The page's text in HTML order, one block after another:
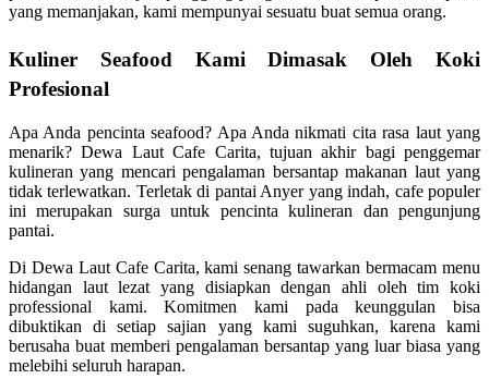
yang memanjakan, kami mempunyai sesuatu buat semua orang.
Kuliner Seafood Kami Dimasak Oleh Koki
Profesional
Apa Anda pencinta seafood? Apa Anda nikmati cita rasa laut yang
menarik? Dewa Laut Cafe Carita, tujuan akhir bagi penggemar
kulineran yang mencari pengalaman bersantap makanan laut yang
tidak terlewatkan. Terletak di pantai Anyer yang indah, cafe populer
ini merupakan surga untuk pencinta kulineran dan pengunjung
pantai.
Di Dewa Laut Cafe Carita, kami senang tawarkan bermacam menu
hidangan laut lezat yang disiapkan dengan ahli oleh tim koki
professional kami. Komitmen kami pada keunggulan bisa
dibuktikan di setiap sajian yang kami suguhkan, karena kami
berusaha buat memberi pengalaman bersantap yang luar biasa yang
melebihi seluruh harapan.